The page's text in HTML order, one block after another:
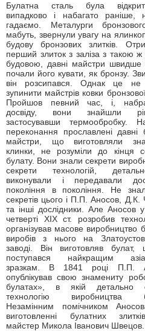
Булатна сталь була
випадково і набагато раніше,
гадаємо. Металурги
мабуть, звернули увагу на
будову бронзових злитків.
перший злиток з заліза з такою
будовою, давні майстри швидше
почали його кувати, як бронзу.
він розсипався. Однак це не
зупинити майстрів ковки
Пройшов певний час, і,
досвіду, вони знайшли
застосувавши термообробку.
переконання прославлені давні
майстри, що виготовляли
клинки, не розуміли до кінця
булату. Вони знали секрети
секрети технологій,
виконували і передавали
покоління в покоління. Не
секретів цього і П.П. Аносов, Д.К.
та інші дослідники. Але Аносов у
четверті ХІХ ст. розробив
організував масове виробництво
виробів з нього на
заводі. Він виготовляв
поступався найкращим
зразкам. В 1841 році П.П.
опублікував свою знамениту
булатах», в якій детально
технологію виробництва
Незамінним помічником
виготовленні булатних
майстер Микола Іванович Швецов.